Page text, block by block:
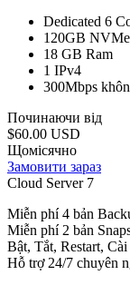
Dedicated 6
120GB
18 GB Ram
1 IPv4
300Mbps
Починаючи від
$60.00 USD
Щомісячно
Замовити зараз
Cloud Server 7
Miễn phí 4 bản
Miễn phí 2 bản
Bật, Tắt, Restart,
Hỗ trợ 24/7 chuyên